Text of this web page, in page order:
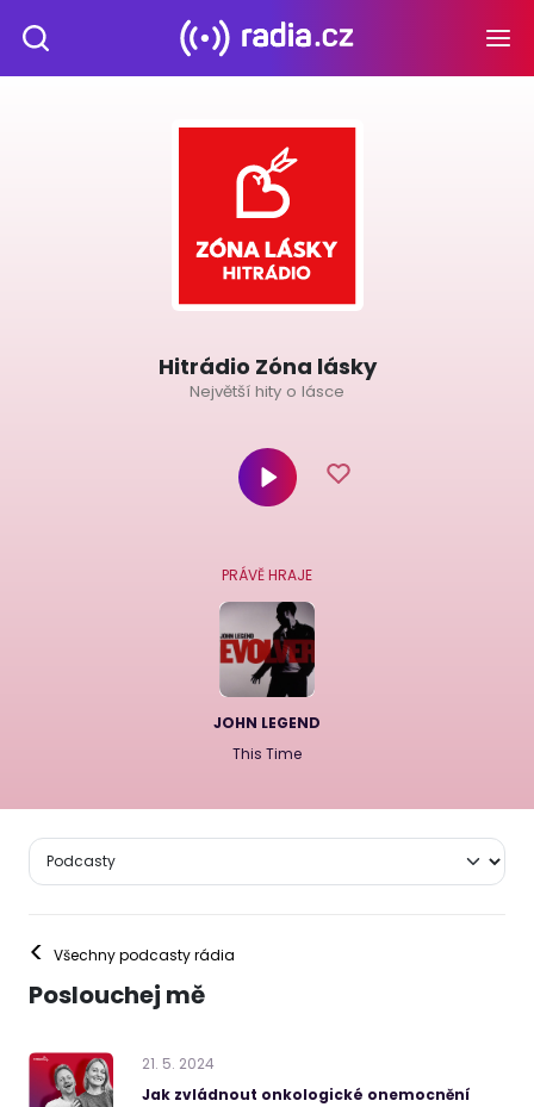
Hitrádio Zóna lásky
Největší hity o lásce
PRÁVĚ HRAJE
JOHN LEGEND
This Time
< Všechny podcasty rádia
Poslouchej mě
21. 5. 2024
Jak zvládnout onkologické onemocnění